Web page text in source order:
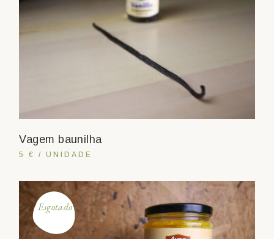
Vagem baunilha
5 € / UNIDADE
Esgotado